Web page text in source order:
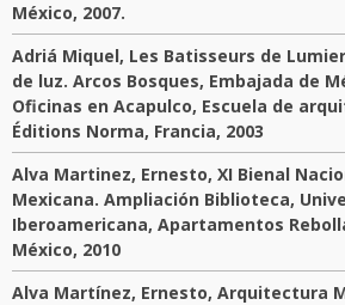
México, 2007.
Adriá Miquel, Les Batisseurs de
de luz. Arcos Bosques, Embajada de
Oficinas en Acapulco, Escuela de
Éditions Norma, Francia, 2003
Alva Martinez, Ernesto, XI Bienal
Mexicana. Ampliación Biblioteca,
Iberoamericana, Apartamentos
México, 2010
Alva Martínez, Ernesto, Arquitectura